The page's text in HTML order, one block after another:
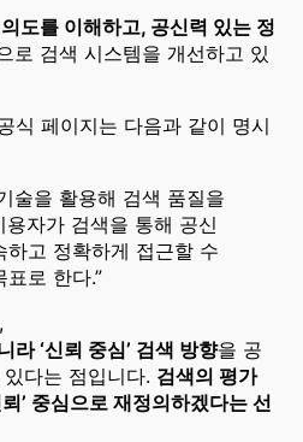
도를 이해하고, 공신력 있는 정
로 검색 시스템을 개선하고 있
식 페이지는 다음과 같이 명시
술을 활용해 검색 품질을
용자가 검색을 통해 공신
하고 정확하게 접근할 수
로 한다.”
라 ‘신뢰 중심’ 검색 방향을 공
다는 점입니다. 검색의 평가
’ 중심으로 재정의하겠다는 선